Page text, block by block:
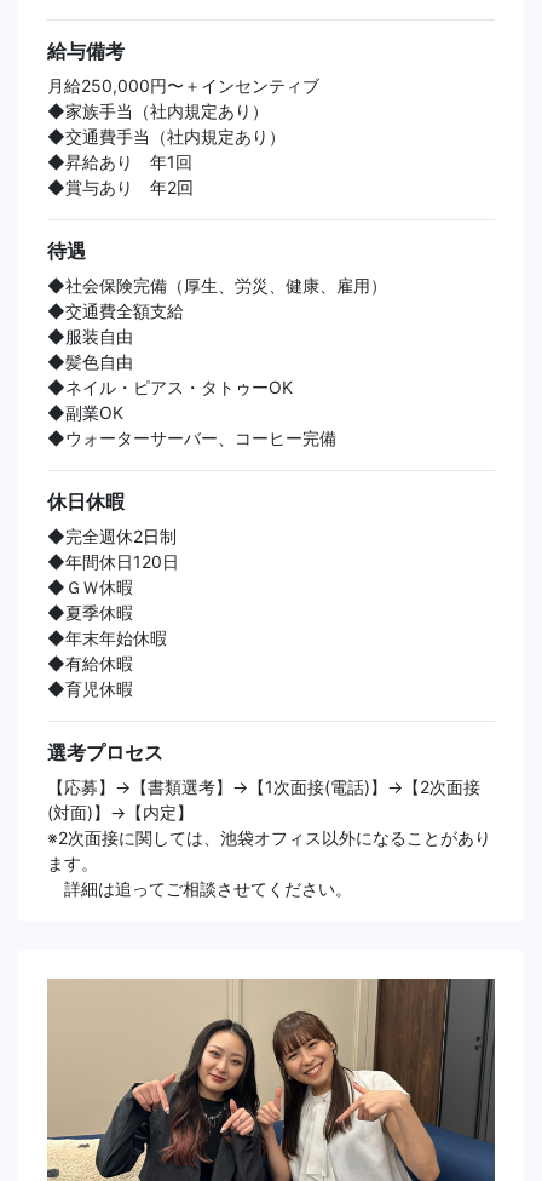
給与備考
月給250,000円〜＋インセンティブ
◆家族手当（社内規定あり）
◆交通費手当（社内規定あり）
◆昇給あり 年1回
◆賞与あり 年2回
待遇
◆社会保険完備（厚生、労災、健康、雇用）
◆交通費全額支給
◆服装自由
◆髪色自由
◆ネイル・ピアス・タトゥーOK
◆副業OK
◆ウォーターサーバー、コーヒー完備
休日休暇
◆完全週休2日制
◆年間休日120日
◆ＧＷ休暇
◆夏季休暇
◆年末年始休暇
◆有給休暇
◆育児休暇
選考プロセス
【応募】→【書類選考】→【1次面接(電話)】→【2次面接
(対面)】→【内定】
※2次面接に関しては、池袋オフィス以外になることがあり
ます。
詳細は追ってご相談させてください。